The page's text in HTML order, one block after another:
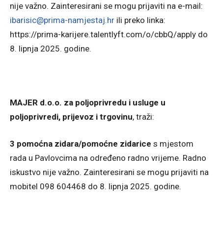
nije važno. Zainteresirani se mogu prijaviti na e-mail:
ibarisic@prima-namjestaj.hr ili preko linka:
https://prima-karijere.talentlyft.com/o/cbbQ/apply do
8. lipnja 2025. godine.
MAJER d.o.o. za poljoprivredu i usluge u
poljoprivredi, prijevoz i trgovinu, traži:
3 pomoćna zidara/pomoćne zidarice s mjestom
rada u Pavlovcima na određeno radno vrijeme. Radno
iskustvo nije važno. Zainteresirani se mogu prijaviti na
mobitel 098 604468 do 8. lipnja 2025. godine.